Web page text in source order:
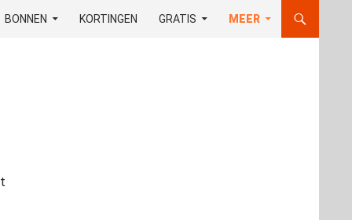
BONNEN KORTINGEN GRATIS MEER